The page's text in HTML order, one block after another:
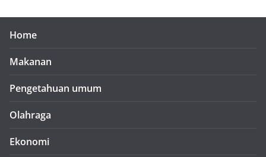
Home
Makanan
Pengetahuan umum
Olahraga
Ekonomi